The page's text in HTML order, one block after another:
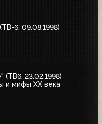
6, 09.08.1998)
(ТВ6, 23.02.1998)
и мифы XX века